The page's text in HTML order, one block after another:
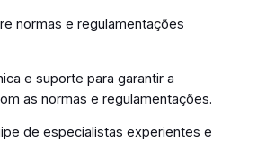
normas e regulamentações
e suporte para garantir a
as normas e regulamentações.
de especialistas experientes e